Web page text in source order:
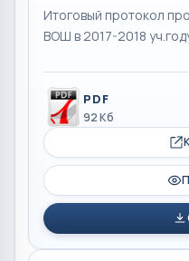
Итоговый протокол
ВОШ в 2017-2018
PDF
92 Кб